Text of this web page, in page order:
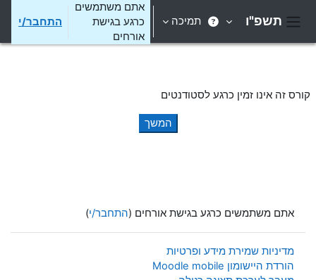
תשפ"ו תמיכה
אתם משתמשים
כרגע בגישת
אורחים
התחבר/י
קורס זה אינו זמין כרגע לסטודנטים
המשך
אתם משתמשים כרגע בגישת אורחים (התחבר/י)
מדיניות שמירת מידע ופרטיות
הורדת היישומון Moodle mobile